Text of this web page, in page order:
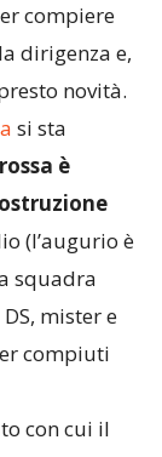
a
compiere
dirigenza e,
novità.
si sta
è
(l’augurio è
squadra
mister e
compiuti